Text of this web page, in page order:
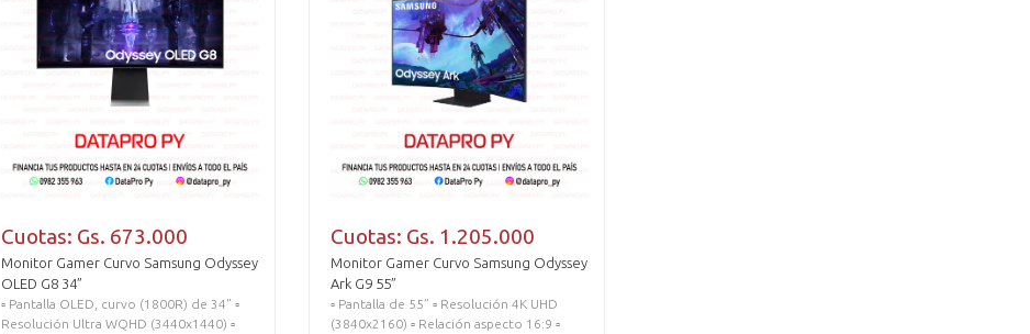
Cuotas: Gs. 673.000
Monitor Gamer Curvo Samsung Odyssey
OLED G8 34”
▫️ Pantalla OLED, curvo (1800R) de 34” ▫️
Resolución Ultra WQHD (3440x1440) ▫️
Cuotas: Gs. 1.205.000
Monitor Gamer Curvo Samsung Odyssey
Ark G9 55”
▫️ Pantalla de 55” ▫️ Resolución 4K UHD
(3840x2160) ▫️ Relación aspecto 16:9 ▫️